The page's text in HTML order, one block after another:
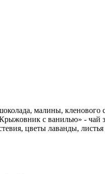
малины,
с ванилью» - чай
цветы лаванды,